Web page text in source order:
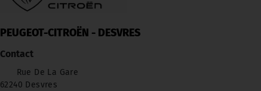
PEUGEOT-CITROËN - DESVRES
Contact
Rue De La Gare
62240 Desvres